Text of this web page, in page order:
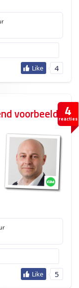
4
4
reacties
voorbeeld
5